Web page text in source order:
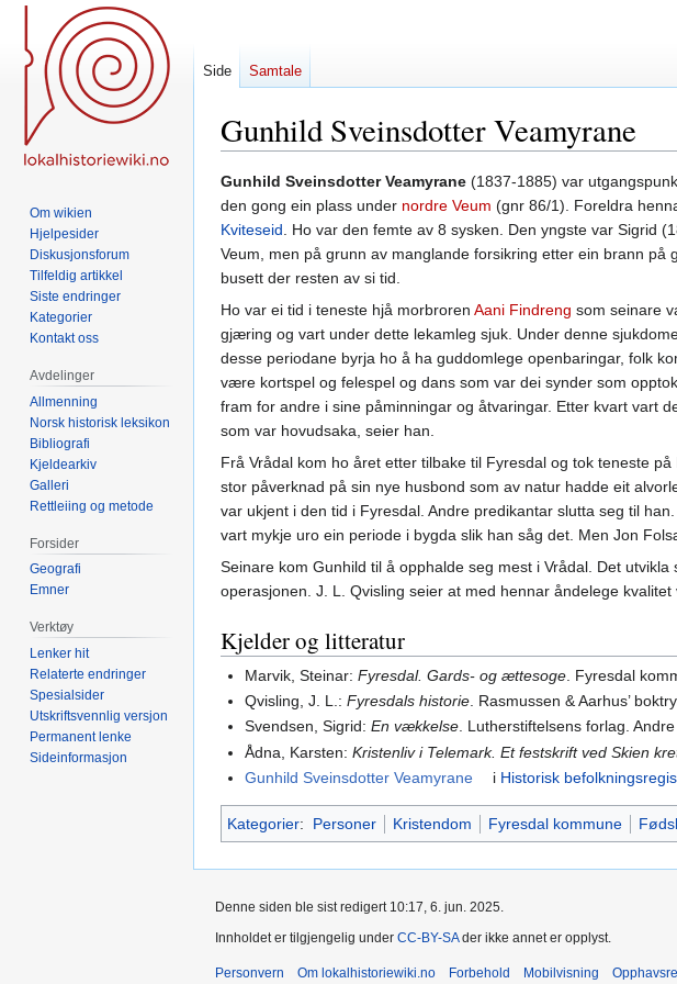
Gunhild Sveinsdotter Veamyrane
Hopp
til
navigering
Hopp
til
søk
Gunhild Sveinsdotter Veamyrane (1837-1885) var
den gong ein plass under nordre Veum (gnr 86/1). Foreldra
Kviteseid. Ho var den femte av 8 sysken. Den yngste var Sigrid
Veum, men på grunn av manglande forsikring etter ein brann
busett der resten av si tid.
Ho var ei tid i teneste hjå morbroren Aani Findreng som seinare
gjæring og vart under dette lekamleg sjuk. Under denne
desse periodane byrja ho å ha guddomlege openbaringar, folk
være kortspel og felespel og dans som var dei synder som
fram for andre i sine påminningar og åtvaringar. Etter kvart vart
som var hovudsaka, seier han.
Frå Vrådal kom ho året etter tilbake til Fyresdal og tok teneste
stor påverknad på sin nye husbond som av natur hadde eit
var ukjent i den tid i Fyresdal. Andre predikantar slutta seg til
vart mykje uro ein periode i bygda slik han såg det. Men Jon
Seinare kom Gunhild til å opphalde seg mest i Vrådal. Det
operasjonen. J. L. Qvisling seier at med hennar åndelege
Kjelder og litteratur
Marvik, Steinar:Fyresdal. Gards- og ættesoge . Fyresdal
Qvisling, J. L.:Fyresdals historie . Rasmussen & Aarhus’
Svendsen, Sigrid:En vækkelse. Lutherstiftelsens forlag.
Ådna, Karsten:Kristenliv i Telemark. Et festskrift ved Skien
Gunhild Sveinsdotter Veamyrane
i Historisk
Kategorier: Personer Kristendom Fyresdal kommune
Side Samtale
Om wikien
Hjelpesider
Diskusjonsforum
Tilfeldig artikkel
Siste endringer
Kategorier
Kontakt oss
Avdelinger
Allmenning
Norsk historisk leksikon
Bibliografi
Kjeldearkiv
Galleri
Rettleiing og metode
Forsider
Geografi
Emner
Verktøy
Lenker hit
Relaterte endringer
Spesialsider
Utskriftsvennlig versjon
Permanent lenke
Sideinformasjon
Denne siden ble sist redigert 10:17, 6. jun. 2025.
Innholdet er tilgjengelig under CC-BY-SAder ikke annet er opplyst.
Personvern Om lokalhistoriewiki.no Forbehold Mobilvisning